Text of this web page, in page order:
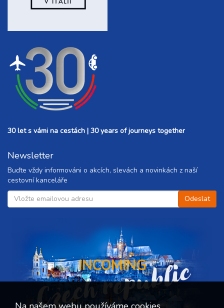
30 let s vámi na cestách | 30 years of journeys together
Newsletter
Buďte vždy informováni o akcích, slevách a novinkách z naší
cestovní kanceláře
INCOMING
Czech republic